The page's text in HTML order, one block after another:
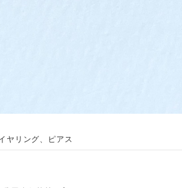
リング、ピアス